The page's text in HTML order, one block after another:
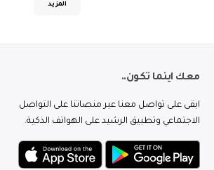
المزيد
معك اينما تكون..
ابقى على تواصل معنا عبر منصاتنا على التواصل
الاجتماعي وتطبيق الرشيد على الهواتف الذكية.